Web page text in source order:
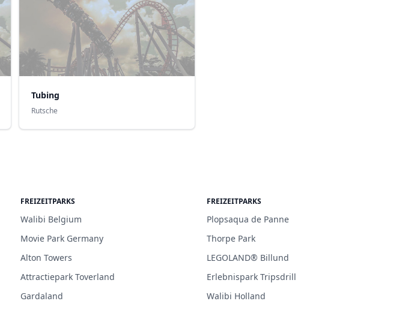
Tubing
Rutsche
FREIZEITPARKS
Walibi Belgium
Movie Park Germany
Alton Towers
Attractiepark Toverland
Gardaland
FREIZEITPARKS
Plopsaqua de Panne
Thorpe Park
LEGOLAND® Billund
Erlebnispark Tripsdrill
Walibi Holland